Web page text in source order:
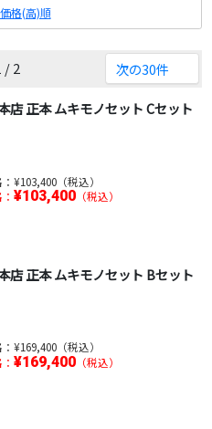
価格(高)順
/ 2 次の30件
店 正本 ムキモノセット Cセット
¥103,400（税込）
¥103,400（税込）
店 正本 ムキモノセット Bセット
¥169,400（税込）
¥169,400（税込）